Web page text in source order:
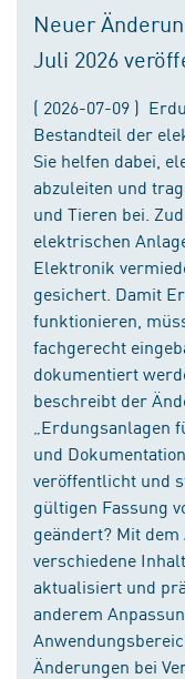
Neuer
Juli 2026
( 2026-07-09 )
Bestandteil der
Sie helfen dabei,
abzuleiten und
und Tieren bei.
elektrischen
Elektronik
gesichert. Damit
funktionieren,
fachgerecht
dokumentiert
beschreibt der
„Erdungsanlagen
und
veröffentlicht und
gültigen Fassung
geändert? Mit
verschiedene
aktualisiert und
anderem
Änderungen bei